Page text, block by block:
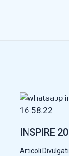
INSPIRE
Articoli